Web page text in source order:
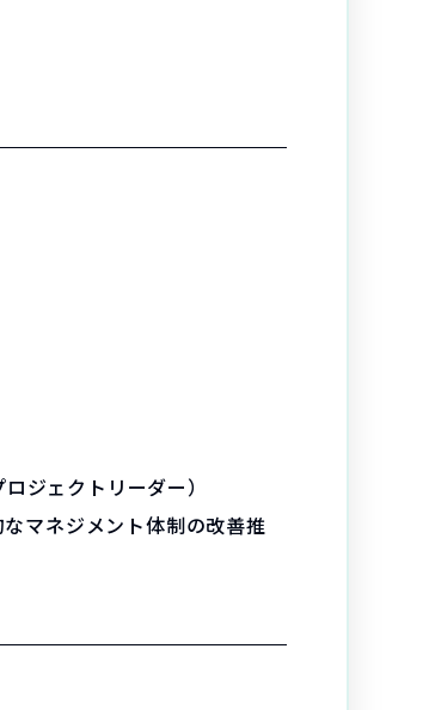
ジェクトリーダー）
マネジメント体制の改善推